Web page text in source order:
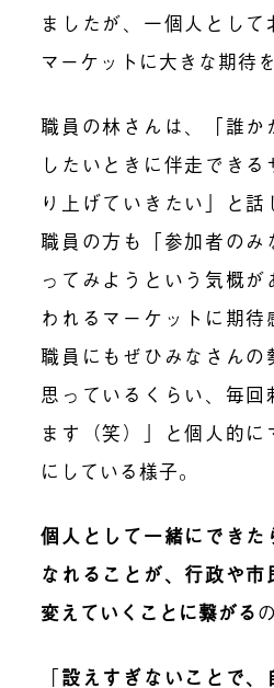
ましたが、一個人として
マーケットに大きな期待
職員の林さんは、「誰か
したいときに伴走でき
り上げていきたい」と
職員の方も「参加者のみ
ってみようという気概
われるマーケットに期
職員にもぜひみなさんの
思っているくらい、毎
ます（笑）」と個人的
にしている様子。
個人として一緒にできた
なれることが、行政や
変えていくことに繋がる
「設えすぎないことで、